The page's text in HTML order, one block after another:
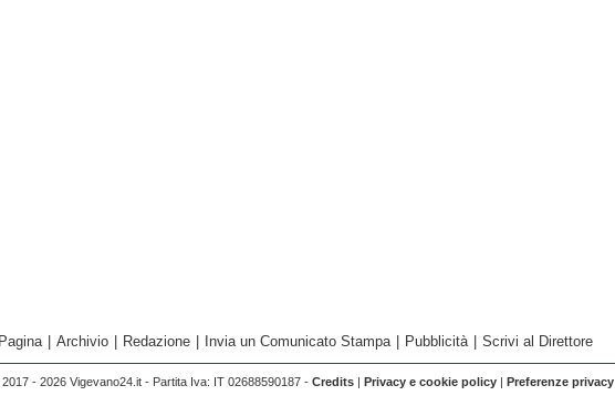
| Archivio | Redazione | Invia un Comunicato Stampa | Pubblicità | Scrivi al Direttore
- 2026 Vigevano24.it - Partita Iva: IT 02688590187 - Credits | Privacy e cookie policy | Preferenze privacy